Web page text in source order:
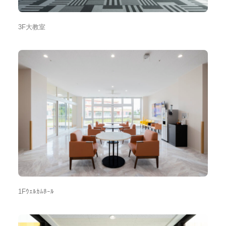
3F大教室
1Fｳｪﾙｶﾑﾎｰﾙ